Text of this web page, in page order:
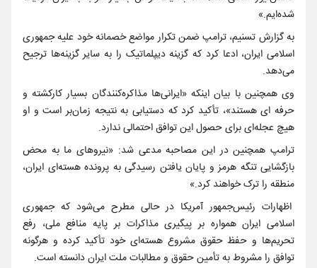
شده‌ایم.»
به گزارش تسنیم، ترامپ ضمن تکرار مواضع خصمانه خود علیه جمهوری
اسلامی ایران، ادعا کرد که گزینه دیپلماتیک را به سایر گزینه‌ها ترجیح
می‌دهد.
وی همچنین با بیان اینکه «ایرانی‌ها مذاکره‌کنندگان بسیار کارکشته‌ و
حرفه ای هستند»، تأکید کرد که دستیابی به نتیجه زمان‌بر است و او
هیچ عجله‌ای برای حصول این توافق احتمالی ندارد.
ترامپ همچنین در این مصاحبه مدعی شد: «نیروهای ما به محض
بازگشایی تنگه هرمز و پایان یافتن رسیدگی به پرونده هسته‌ای ایران،
منطقه را ترک خواهند کرد.»
اظهارات رئیس‌جمهور آمریکا در حالی مطرح می‌شود که جمهوری
اسلامی ایران همواره بر پیگیری مذاکرات بر پایه منافع ملی، رفع
تحریم‌ها و حفظ حقوق مشروع هسته‌ای خود تأکید کرده و هرگونه
توافق را مشروط به تأمین حقوق و مطالبات ملت ایران دانسته است.